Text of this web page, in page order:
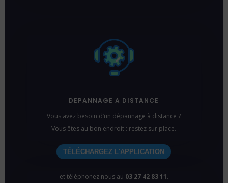
DEPANNAGE A DISTANCE
Vous avez besoin d’un dépannage à distance ?
Vous êtes au bon endroit : restez sur place.
TÉLÉCHARGEZ L'APPLICATION
et téléphonez nous au 03 27 42 83 11.